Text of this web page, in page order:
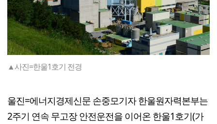
▲사진=한울1호기 전경
울진=에너지경제신문 손중모기자 한울원자력본부는
2주기 연속 무고장 안전운전을 이어온 한울1호기(가